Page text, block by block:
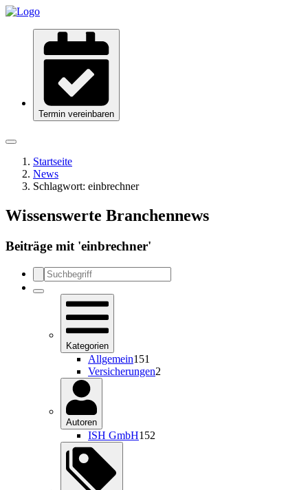
Termin vereinbaren
Startseite
News
Schlagwort: einbrechner
Wissenswerte Branchennews
Beiträge mit 'einbrechner'
Kategorien
Allgemein151
Versicherungen2
Autoren
ISH GmbH152